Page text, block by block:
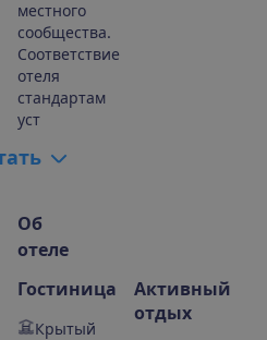
местного
сообщества.
Соответствие
отеля
стандартам
уст
ать
Об
отеле
Гостиница
Крытый
Активный
отдых